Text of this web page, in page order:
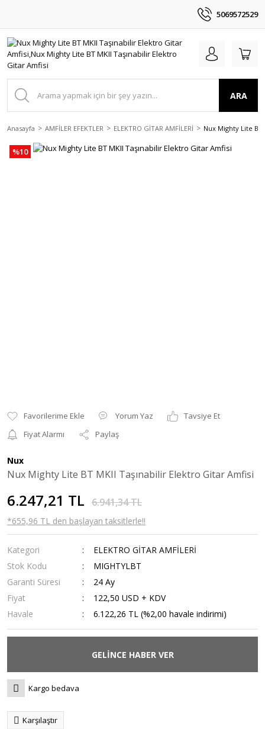
5069572529
ARA
Anasayfa AMFİLER EFEKTLER ELEKTRO GİTAR AMFİLERİ Nux Mighty Lite BT
%10
Yorum Yaz
Tavsiye Et
Fiyat Alarmı
Paylaş
Nux
Nux Mighty Lite BT MKII Taşınabilir Elektro Gitar Amfisi
6.247,21 TL 6.941,34 TL
*655,96 TL den başlayan taksitlerle!!
Kategori
ELEKTRO GİTAR AMFİLERİ
Stok Kodu
MIGHTYLBT
Garanti Süresi
24 Ay
Fiyat
122,50 USD + KDV
Havale
6.122,26 TL (%2,00 havale indirimi)
GELİNCE HABER VER
Kargo bedava
Karşılaştır